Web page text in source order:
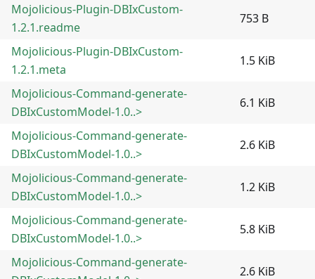
Mojolicious-Plugin-DBIxCustom-
1.2.1.readme
753 B
Mojolicious-Plugin-DBIxCustom-
1.2.1.meta
1.5 KiB
Mojolicious-Command-generate-
DBIxCustomModel-1.0..>
6.1 KiB
Mojolicious-Command-generate-
DBIxCustomModel-1.0..>
2.6 KiB
Mojolicious-Command-generate-
DBIxCustomModel-1.0..>
1.2 KiB
Mojolicious-Command-generate-
DBIxCustomModel-1.0..>
5.8 KiB
Mojolicious-Command-generate-
2.6 KiB